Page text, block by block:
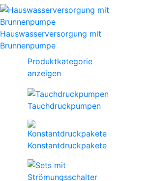
Hauswasserversorgung mit
Brunnenpumpe
Produktkategorie
anzeigen
Tauchdruckpumpen
Konstantdruckpakete